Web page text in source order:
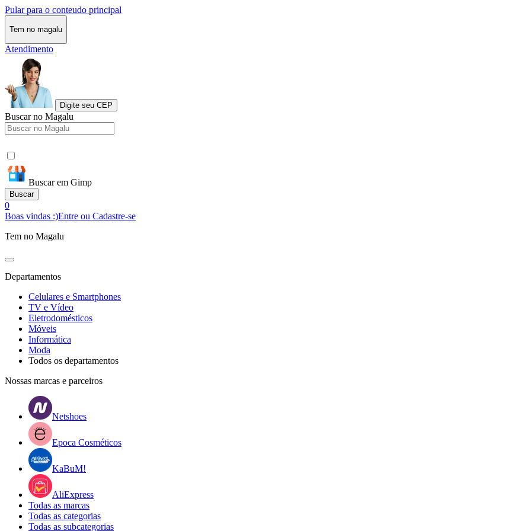
Pular para o conteudo principal
Tem no magalu
Atendimento
Digite seu CEP
Buscar no Magalu
Buscar em Gimp
Buscar
0
Boas vindas :)Entre ou Cadastre-se
Tem no Magalu
Departamentos
Celulares e Smartphones
TV e Vídeo
Eletrodomésticos
Móveis
Informática
Moda
Todos os departamentos
Nossas marcas e parceiros
Netshoes
Epoca Cosméticos
KaBuM!
AliExpress
Todas as marcas
Todas as categorias
Todas as subcategorias